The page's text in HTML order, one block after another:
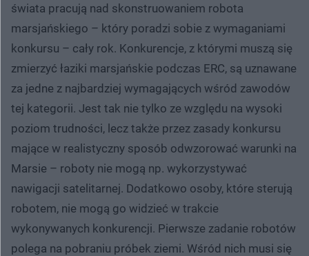
świata pracują nad skonstruowaniem robota
marsjańskiego – który poradzi sobie z wymaganiami
konkursu – cały rok. Konkurencje, z którymi muszą się
zmierzyć łaziki marsjańskie podczas ERC, są uznawane
za jedne z najbardziej wymagających wśród zawodów
tej kategorii. Jest tak nie tylko ze względu na wysoki
poziom trudności, lecz także przez zasady konkursu
mające w realistyczny sposób odwzorować warunki na
Marsie – roboty nie mogą np. wykorzystywać
nawigacji satelitarnej. Dodatkowo osoby, które sterują
robotem, nie mogą go widzieć w trakcie
wykonywanych konkurencji. Pierwsze zadanie robotów
polega na pobraniu próbek ziemi. Wśród nich musi się